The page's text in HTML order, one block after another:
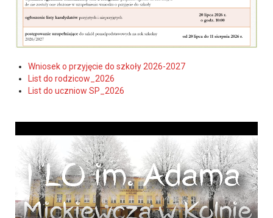
Wniosek o przyjęcie do szkoły 2026-2027
List do rodzicow_2026
List do uczniow SP_2026